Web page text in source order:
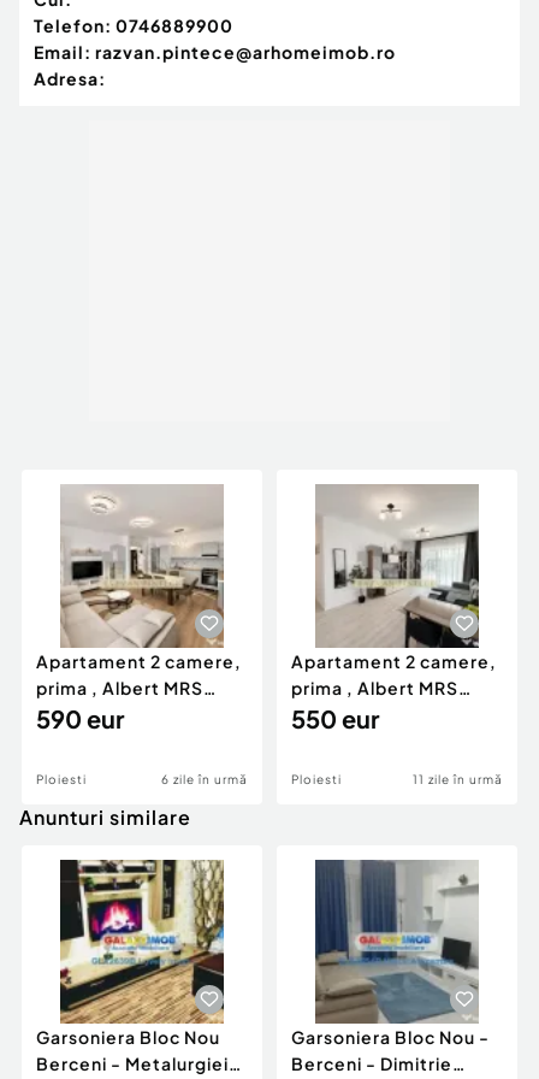
Telefon: 0746889900
Email: razvan.pintece@arhomeimob.ro
Adresa:
Apartament 2 camere,
prima , Albert MRS
Gradinile Ploiesti
590 eur
Ploiesti 6 zile în urmă
Apartament 2 camere,
prima , Albert MRS
Gradinile Ploiesti
550 eur
Ploiesti 11 zile în urmă
Anunturi similare
Garsoniera Bloc Nou
Berceni - Metalurgiei
Garsoniera Bloc Nou -
Berceni - Dimitrie